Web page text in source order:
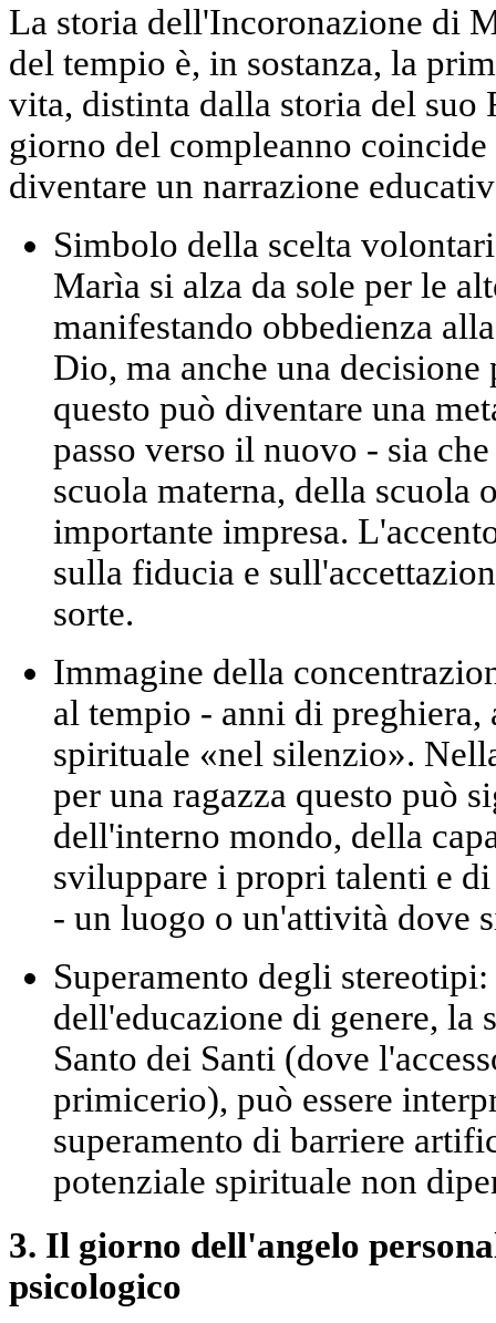
La storia dell'Incoronazione di
del tempio è, in sostanza, la
vita, distinta dalla storia del suo
giorno del compleanno
diventare un narrazione
Simbolo della scelta
Marìa si alza da sole per le
manifestando obbedienza
Dio, ma anche una
questo può diventare una
passo verso il nuovo - sia
scuola materna, della
importante impresa.
sulla fiducia e
sorte.
Immagine della
al tempio - anni di preghiera,
spirituale «nel silenzio».
per una ragazza questo può
dell'interno mondo, della
sviluppare i propri talenti e
- un luogo o un'attività dove
Superamento degli stereotipi:
dell'educazione di genere, la
Santo dei Santi (dove
primicerio), può essere
superamento di barriere
potenziale spirituale non
3. Il giorno dell'angelo
psicologico